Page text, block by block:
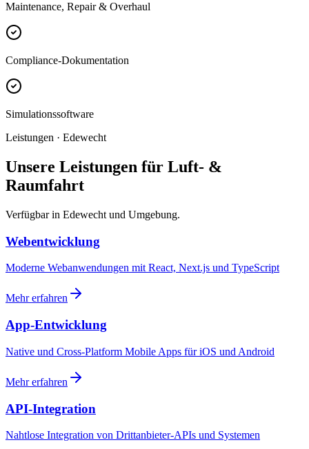
Maintenance, Repair & Overhaul
Compliance-Dokumentation
Simulationssoftware
Leistungen · Edewecht
Unsere Leistungen für Luft- &
Raumfahrt
Verfügbar in Edewecht und Umgebung.
Webentwicklung
Moderne Webanwendungen mit React, Next.js und TypeScript
Mehr erfahren
App-Entwicklung
Native und Cross-Platform Mobile Apps für iOS und Android
Mehr erfahren
API-Integration
Nahtlose Integration von Drittanbieter-APIs und Systemen